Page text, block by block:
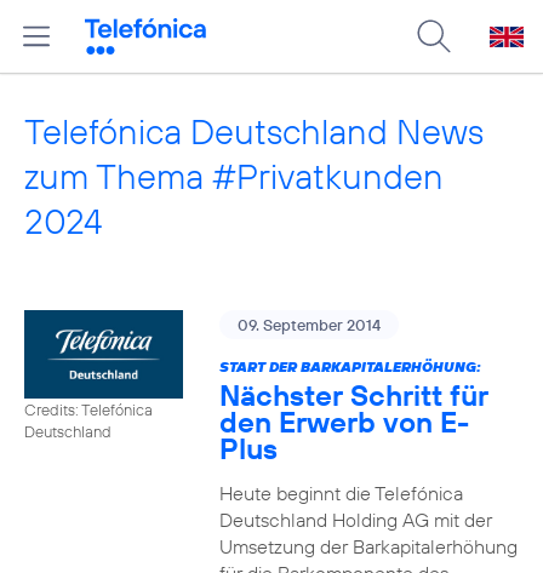
Telefónica Deutschland News
zum Thema #Privatkunden
2024
Credits: Telefónica
Deutschland
09. September 2014
START DER BARKAPITALERHÖHUNG:
Nächster Schritt für
den Erwerb von E-
Plus
Heute beginnt die Telefónica
Deutschland Holding AG mit der
Umsetzung der Barkapitalerhöhung